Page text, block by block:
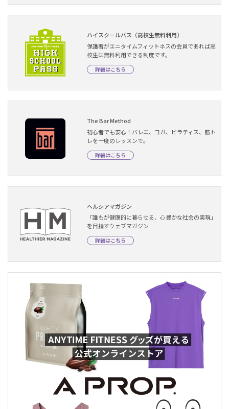
ハイスクールパス（高校生無料利用）
保護者がエニタイムフィットネスの会員であれば高
校生は無料利用できる制度です。
詳細はこちら
The Bar Method
初心者でも安心！バレエ、ヨガ、ピラティス、筋ト
レを一度のレッスンで。
詳細はこちら
ヘルシアマガジン
「誰もが健康的に暮らせる、心豊かな社会の実現」
を目指すウェブマガジン
詳細はこちら